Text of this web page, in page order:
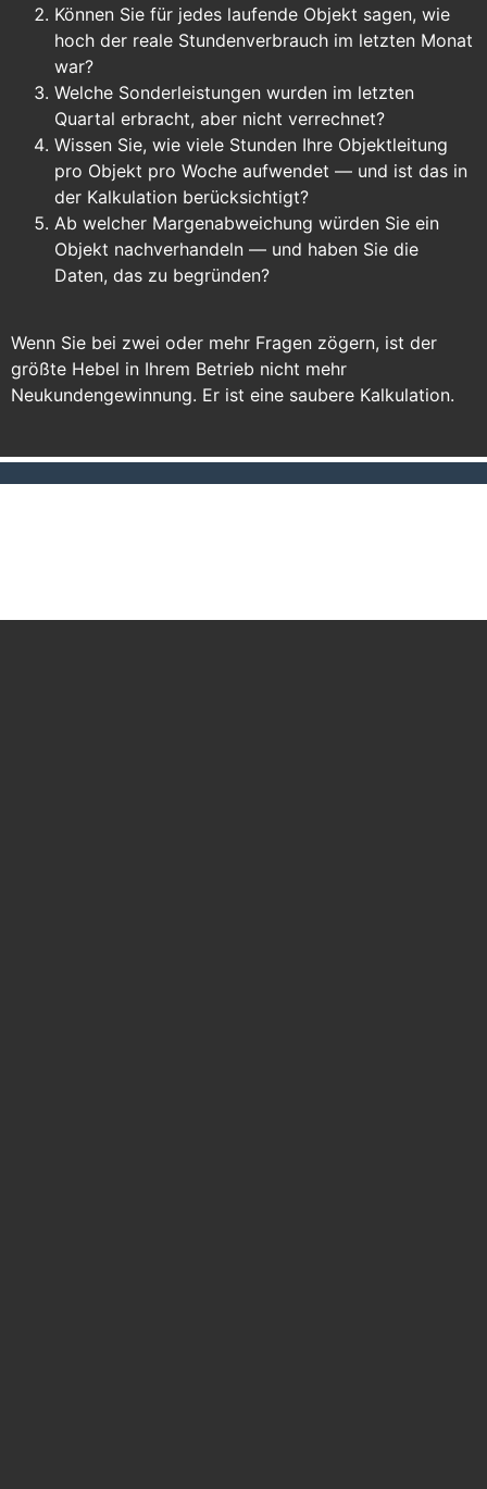
Können Sie für jedes laufende Objekt sagen, wie
hoch der reale Stundenverbrauch im letzten Monat
war?
Welche Sonderleistungen wurden im letzten
Quartal erbracht, aber nicht verrechnet?
Wissen Sie, wie viele Stunden Ihre Objektleitung
pro Objekt pro Woche aufwendet — und ist das in
der Kalkulation berücksichtigt?
Ab welcher Margenabweichung würden Sie ein
Objekt nachverhandeln — und haben Sie die
Daten, das zu begründen?
Wenn Sie bei zwei oder mehr Fragen zögern, ist der
größte Hebel in Ihrem Betrieb nicht mehr
Neukundengewinnung. Er ist eine saubere Kalkulation.